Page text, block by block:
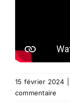
15 février 2024
commentaire